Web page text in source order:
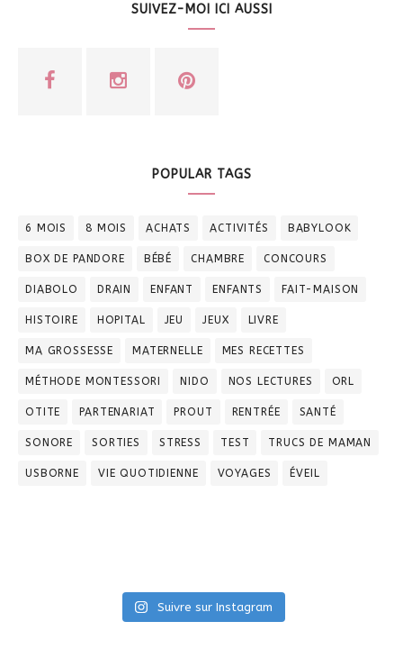
SUIVEZ-MOI ICI AUSSI
POPULAR TAGS
6 MOIS 8 MOIS ACHATS ACTIVITÉS BABYLOOK
BOX DE PANDORE BÉBÉ CHAMBRE CONCOURS
DIABOLO DRAIN ENFANT ENFANTS FAIT-MAISON
HISTOIRE HOPITAL JEU JEUX LIVRE
MA GROSSESSE MATERNELLE MES RECETTES
MÉTHODE MONTESSORI NIDO NOS LECTURES ORL
OTITE PARTENARIAT PROUT RENTRÉE SANTÉ
SONORE SORTIES STRESS TEST TRUCS DE MAMAN
USBORNE VIE QUOTIDIENNE VOYAGES ÉVEIL
Suivre sur Instagram